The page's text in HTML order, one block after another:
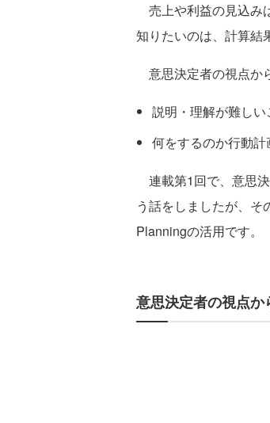
売上や利益の見込み
知りたいのは、計算結
意思決定者の視点か
説明・理解が難し
何をするのか行動
連載第1回で、意思
う話をしましたが、
Planningの活用です。
意思決定者の視点